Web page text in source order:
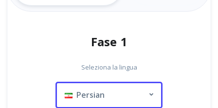
Fase 1
Seleziona la lingua
Persian